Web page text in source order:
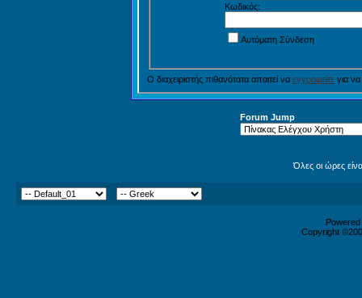
Κωδικός:
Αυτόματη Σύνδεση
Ο διαχειριστής πιθανότατα απαιτεί να εγγραφείτε για
Forum Jump
Όλες οι ώρες
Copyright